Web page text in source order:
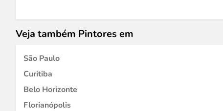
Veja também Pintores em
São Paulo
Curitiba
Belo Horizonte
Florianópolis